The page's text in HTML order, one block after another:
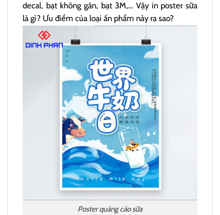
decal, bạt không gân, bạt 3M,… Vậy in poster sữa
là gì? Ưu điểm của loại ấn phẩm này ra sao?
Poster quảng cáo sữa